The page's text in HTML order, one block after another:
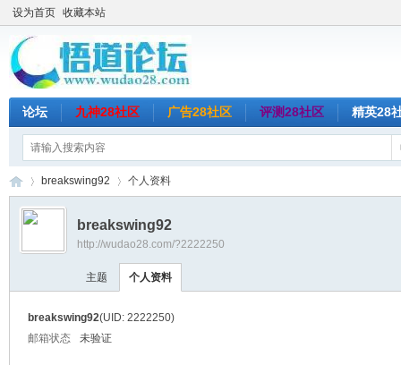
设为首页 收藏本站
论坛 九神28社区 广告28社区 评测28社区 精英28
›
breakswing92 个人资料
breakswing92
http://wudao28.com/?2222250
主题 个人资料
breakswing92(UID: 2222250)
邮箱状态
未验证